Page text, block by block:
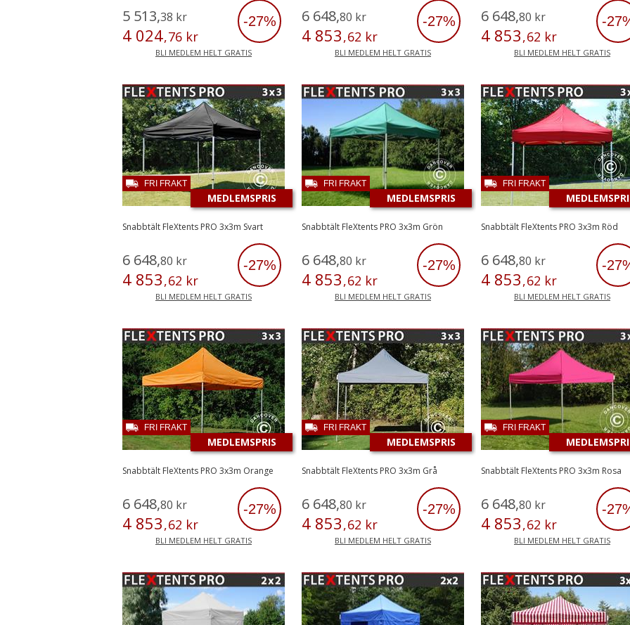
-27%
BLI MEDLEM HELT GRATIS
5 513,38 kr
4 024,76 kr
-27%
BLI MEDLEM HELT GRATIS
6 648,80 kr
4 853,62 kr
-
BLI MEDLEM HELT GRATIS
6 648,80 kr
4 853,62 kr
Snabbtält FleXtents PRO 3x3m Svart
-27%
BLI MEDLEM HELT GRATIS
6 648,80 kr
4 853,62 kr
MEDLEMSPRIS
FRI FRAKT
Snabbtält FleXtents PRO 3x3m Grön
-27%
BLI MEDLEM HELT GRATIS
6 648,80 kr
4 853,62 kr
MEDLEMSPRIS
FRI FRAKT
Snabbtält FleXtents PRO 3x3m Röd
-
BLI MEDLEM HELT GRATIS
6 648,80 kr
4 853,62 kr
FRI FRAKT
Snabbtält FleXtents PRO 3x3m Orange
-27%
BLI MEDLEM HELT GRATIS
6 648,80 kr
4 853,62 kr
MEDLEMSPRIS
FRI FRAKT
Snabbtält FleXtents PRO 3x3m Grå
-27%
BLI MEDLEM HELT GRATIS
6 648,80 kr
4 853,62 kr
MEDLEMSPRIS
FRI FRAKT
Snabbtält FleXtents PRO 3x3m Rosa
-
BLI MEDLEM HELT GRATIS
6 648,80 kr
4 853,62 kr
FRI FRAKT